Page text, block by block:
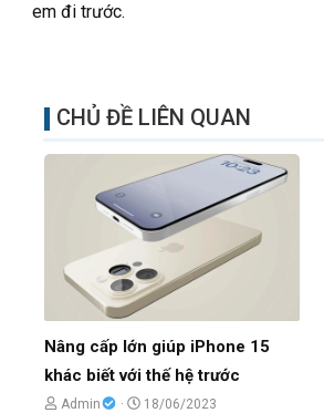
em đi trước.
CHỦ ĐỀ LIÊN QUAN
Nâng cấp lớn giúp iPhone 15
khác biết với thế hệ trước
C
Admin
N18/06/2023